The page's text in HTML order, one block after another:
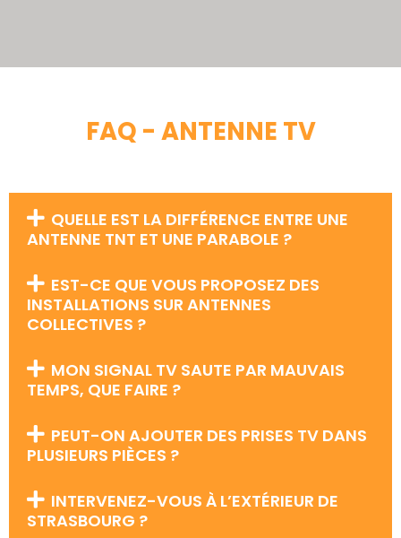
FAQ - ANTENNE TV
QUELLE EST LA DIFFÉRENCE ENTRE UNE
ANTENNE TNT ET UNE PARABOLE ?
EST-CE QUE VOUS PROPOSEZ DES
INSTALLATIONS SUR ANTENNES
COLLECTIVES ?
MON SIGNAL TV SAUTE PAR MAUVAIS
TEMPS, QUE FAIRE ?
PEUT-ON AJOUTER DES PRISES TV DANS
PLUSIEURS PIÈCES ?
INTERVENEZ-VOUS À L’EXTÉRIEUR DE
STRASBOURG ?